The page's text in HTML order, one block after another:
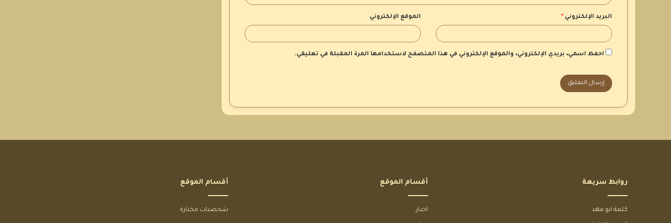
البريد الإلكتروني * الموقع الإلكتروني
احفظ اسمي، بريدي الإلكتروني، والموقع الإلكتروني في هذا المتصفح لاستخدامها المرة المقبلة في تعليقي.
روابط سريعة
كلمة ابو فهد
أقسام الموقع
اخبار
أقسام الموقع
شخصيات مختارة